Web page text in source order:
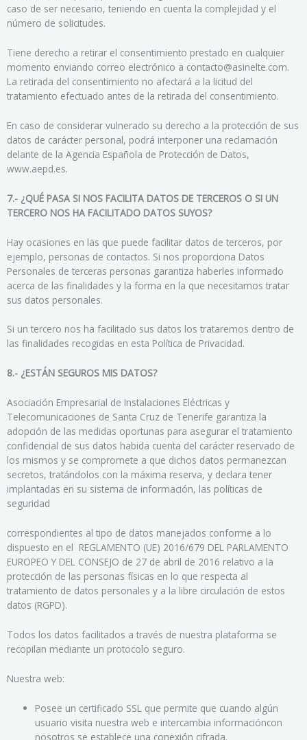
caso de ser necesario, teniendo en cuenta la complejidad y el
número de solicitudes.
Tiene derecho a retirar el consentimiento prestado en cualquier
momento enviando correo electrónico a contacto@asinelte.com.
La retirada del consentimiento no afectará a la licitud del
tratamiento efectuado antes de la retirada del consentimiento.
En caso de considerar vulnerado su derecho a la protección de sus
datos de carácter personal, podrá interponer una reclamación
delante de la Agencia Española de Protección de Datos,
www.aepd.es.
7.- ¿QUÉ PASA SI NOS FACILITA DATOS DE TERCEROS O SI UN
TERCERO NOS HA FACILITADO DATOS SUYOS?
Hay ocasiones en las que puede facilitar datos de terceros, por
ejemplo, personas de contactos. Si nos proporciona Datos
Personales de terceras personas garantiza haberles informado
acerca de las finalidades y la forma en la que necesitamos tratar
sus datos personales.
Si un tercero nos ha facilitado sus datos los trataremos dentro de
las finalidades recogidas en esta Política de Privacidad.
8.- ¿ESTÁN SEGUROS MIS DATOS?
Asociación Empresarial de Instalaciones Eléctricas y
Telecomunicaciones de Santa Cruz de Tenerife garantiza la
adopción de las medidas oportunas para asegurar el tratamiento
confidencial de sus datos habida cuenta del carácter reservado de
los mismos y se compromete a que dichos datos permanezcan
secretos, tratándolos con la máxima reserva, y declara tener
implantadas en su sistema de información, las políticas de
seguridad
correspondientes al tipo de datos manejados conforme a lo
dispuesto en el REGLAMENTO (UE) 2016/679 DEL PARLAMENTO
EUROPEO Y DEL CONSEJO de 27 de abril de 2016 relativo a la
protección de las personas físicas en lo que respecta al
tratamiento de datos personales y a la libre circulación de estos
datos (RGPD).
Todos los datos facilitados a través de nuestra plataforma se
recopilan mediante un protocolo seguro.
Nuestra web:
Posee un certificado SSL que permite que cuando algún
usuario visita nuestra web e intercambia informacióncon
nosotros se establece una conexión cifrada.